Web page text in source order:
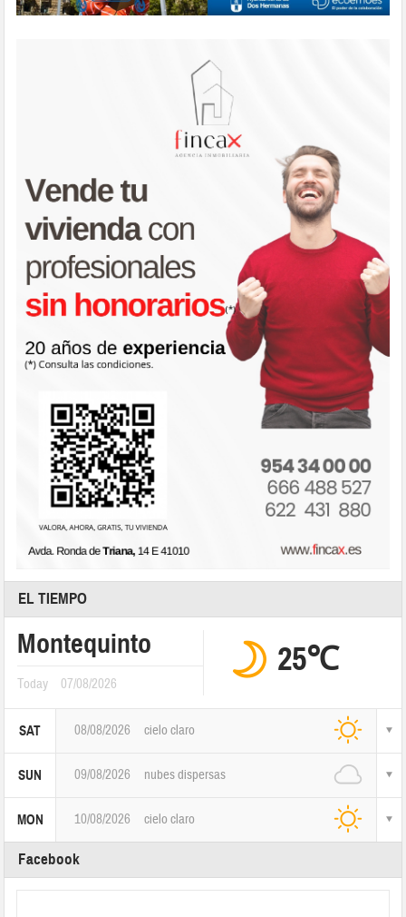
EL TIEMPO
Montequinto
Today 07/08/2026
25℃
SAT 08/08/2026 cielo claro
SUN 09/08/2026 nubes dispersas
MON 10/08/2026 cielo claro
Facebook